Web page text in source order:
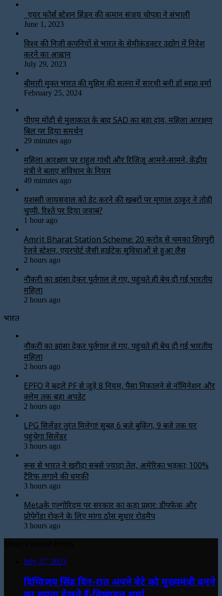
एयर फोर्स स्टेशन हिंडन की कमान संजय चोपड़ा ने संभाली
June 1, 2023
विश्‍व की निजी कंपनियों से भारत के सेमीकंडक्टर उद्योग में निवेश
करने का आह्वान
July 29, 2023
बीमारी मुक्त भारत की मुहिम की सतना में सारथी बनी डाॅ स्वप्ना वर्मा
February 25, 2024
पीएम मोदी से मुलाकात के बाद SAD का बड़ा दांव, महिला आरक्षण
बिल पर दिया समर्थन
29 minutes ago
महिला आरक्षण पर राहुल गांधी और रिजिजू आमने-सामने, केंद्रीय
मंत्री ने बताए संविधान के नियम
49 minutes ago
यशस्वी जायसवाल को डेट करने की खबरों पर मृणाल ठाकुर ने तोड़ी
चुप्पी, रिश्ते पर दिया जवाब?
1 hour ago
Amrit Bharat Station Scheme: 20 करोड़ से चमका शिवपुरी
रेलवे स्टेशन, एयरपोर्ट जैसी हाईटेक सुविधाओं से हुआ लैस
2 hours ago
नौकरी का झांसा देकर पुर्तगाल ले गए, पहुंचते ही बेच दी गई भारतीय
महिला
2 hours ago
भारत
नौकरी का झांसा देकर पुर्तगाल ले गए, पहुंचते ही बेच दी गई भारतीय
महिला
2 hours ago
EPFO ने बदले PF से जुड़े 8 नियम, पैसा निकालने से नॉमिनेशन और
क्लेम तक बड़ा अपडेट
2 hours ago
LPG सिलेंडर तुरंत मिलेगा! सुबह 6 बजे बुकिंग, 9 बजे तक घर
पहुंचेगा सिलेंडर
3 hours ago
रूस से भारत ने खरीदा सबसे ज्यादा तेल, अमेरिका भड़का; 100%
टैरिफ लगाने की धमकी
3 hours ago
Metaके एल्गोरिदम पर सरकार का कड़ा प्रहार: डीपफेक और
प्रोपेगेंडा रोकने के लिए मांगा ठोस सुधार रोडमैप
3 hours ago
July 27, 2023
दिग्विजय सिंह दिन-रात अपने बेटे को मुख्यमंत्री बनने